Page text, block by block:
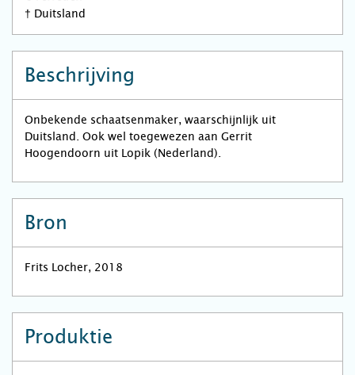
† Duitsland
Beschrijving
Onbekende schaatsenmaker, waarschijnlijk uit
Duitsland. Ook wel toegewezen aan Gerrit
Hoogendoorn uit Lopik (Nederland).
Bron
Frits Locher, 2018
Produktie